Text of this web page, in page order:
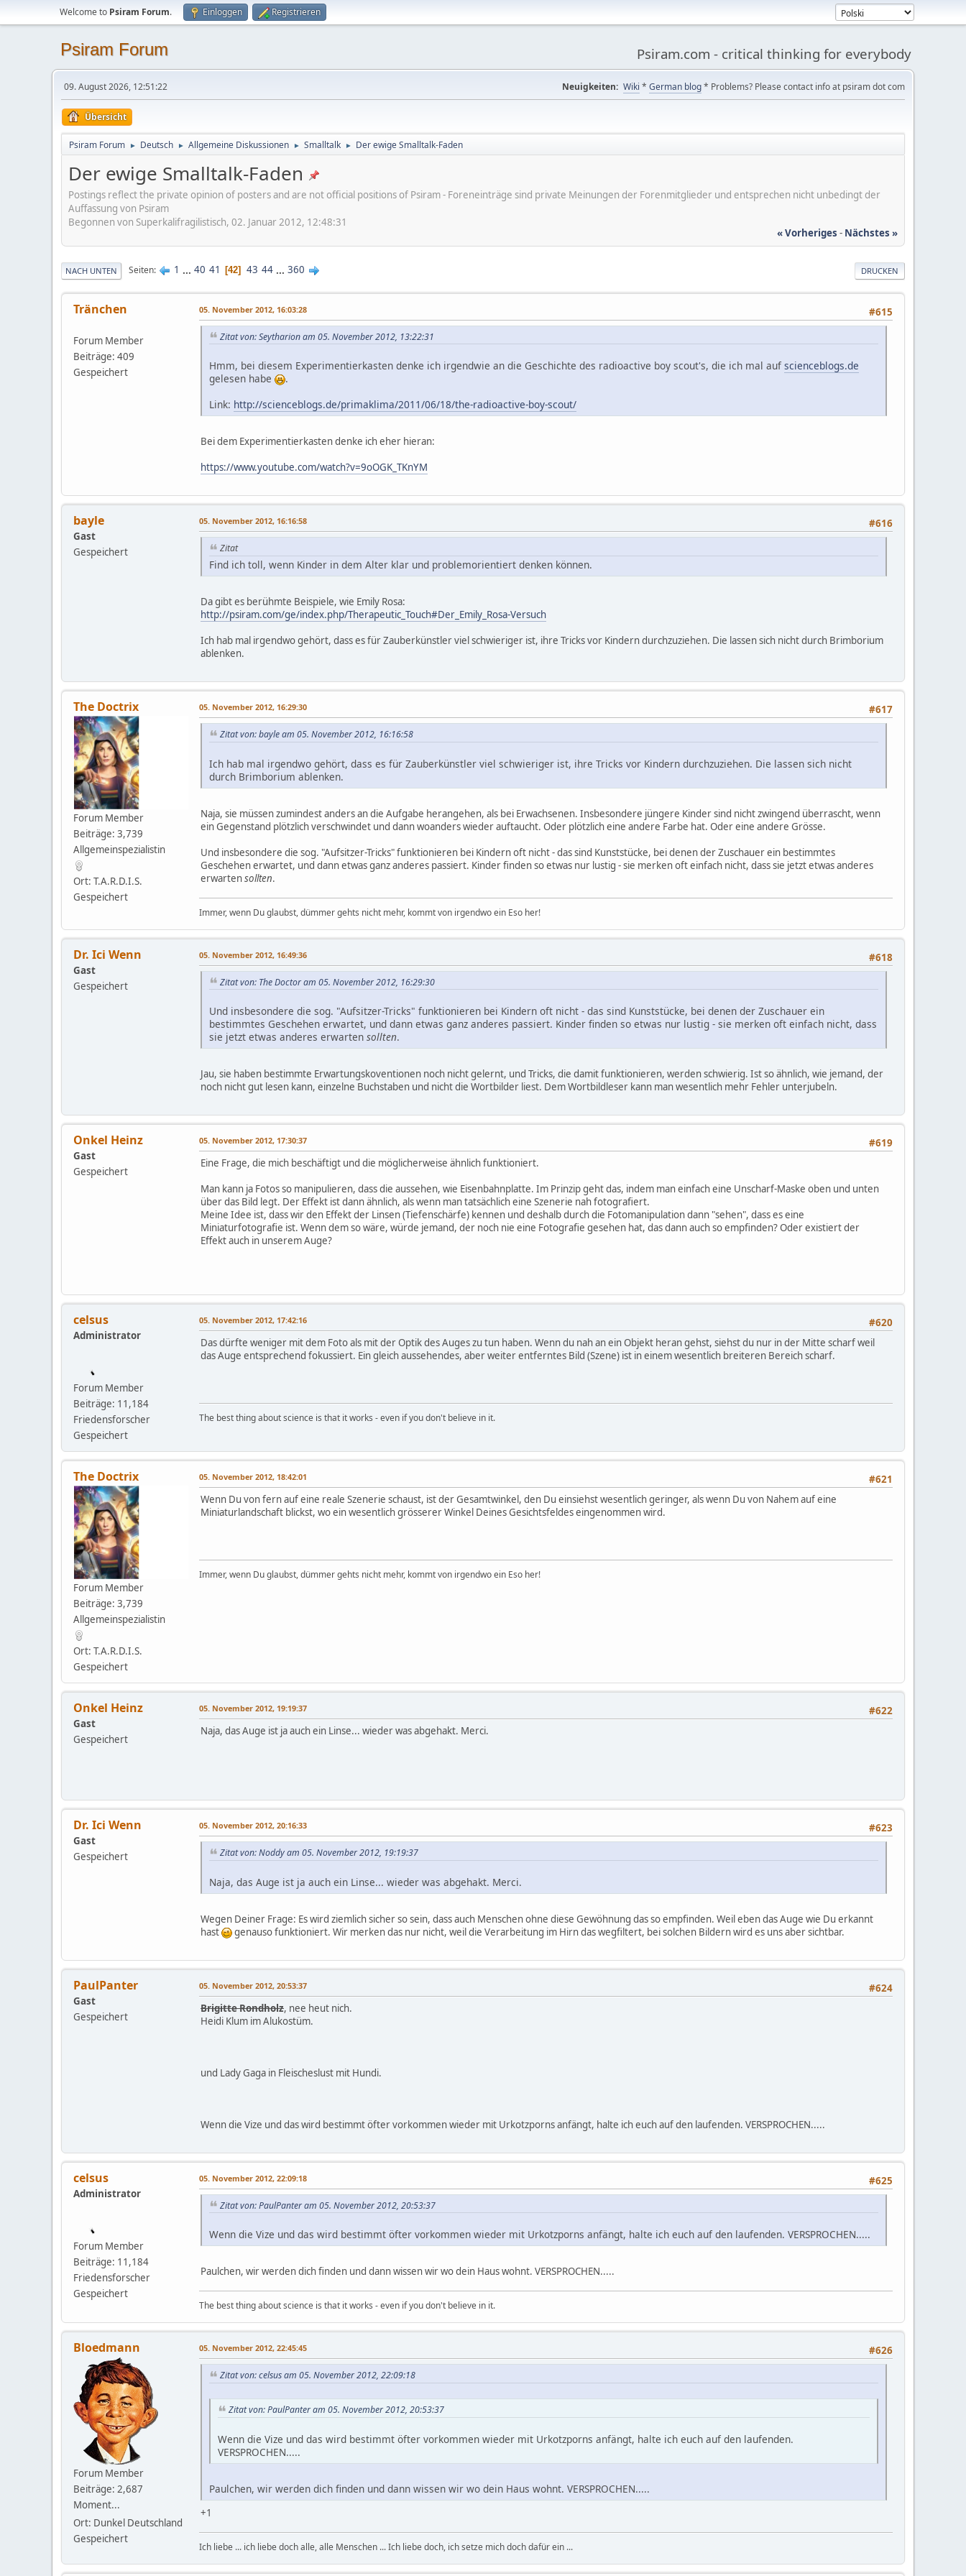
Welcome to Psiram Forum. Einloggen Registrieren
Psiram Forum Psiram.com - critical thinking for everybody
09. August 2026, 12:51:22 Neuigkeiten: Wiki * German blog* Problems? Please contact info at psiram dot com
Übersicht
Psiram Forum ► Deutsch ► Allgemeine Diskussionen ► Smalltalk ► Der ewige Smalltalk-Faden
Der ewige Smalltalk-Faden
Postings reflect the private opinion of posters and are not official positions of Psiram - Foreneinträge sind private Meinungen der Forenmitglieder und entsprechen nicht unbedingt der
Auffassung von Psiram
Begonnen von Superkalifragilistisch, 02. Januar 2012, 12:48:31
« Vorheriges - Nächstes »
DRUCKEN
NACH UNTEN Seiten 1 ... 40 41 42 43 44 ... 360
Tränchen
Forum Member
Beiträge: 409
Gespeichert
#615
05. November 2012, 16:03:28
Zitat von: Seytharion am 05. November 2012, 13:22:31
Hmm, bei diesem Experimentierkasten denke ich irgendwie an die Geschichte des radioactive boy scout's, die ich mal auf scienceblogs.de
gelesen habe
.
Link: http://scienceblogs.de/primaklima/2011/06/18/the-radioactive-boy-scout/
Bei dem Experimentierkasten denke ich eher hieran:
https://www.youtube.com/watch?v=9oOGK_TKnYM
bayle
Gast
Gespeichert
#616
05. November 2012, 16:16:58
Zitat
Find ich toll, wenn Kinder in dem Alter klar und problemorientiert denken können.
Da gibt es berühmte Beispiele, wie Emily Rosa:
http://psiram.com/ge/index.php/Therapeutic_Touch#Der_Emily_Rosa-Versuch
Ich hab mal irgendwo gehört, dass es für Zauberkünstler viel schwieriger ist, ihre Tricks vor Kindern durchzuziehen. Die lassen sich nicht durch Brimborium
ablenken.
The Doctrix
Forum Member
Beiträge: 3,739
Allgemeinspezialistin
Ort: T.A.R.D.I.S.
Gespeichert
#617
05. November 2012, 16:29:30
Zitat von: bayle am 05. November 2012, 16:16:58
Ich hab mal irgendwo gehört, dass es für Zauberkünstler viel schwieriger ist, ihre Tricks vor Kindern durchzuziehen. Die lassen sich nicht
durch Brimborium ablenken.
Naja, sie müssen zumindest anders an die Aufgabe herangehen, als bei Erwachsenen. Insbesondere jüngere Kinder sind nicht zwingend überrascht, wenn
ein Gegenstand plötzlich verschwindet und dann woanders wieder auftaucht. Oder plötzlich eine andere Farbe hat. Oder eine andere Grösse.
Und insbesondere die sog. "Aufsitzer-Tricks" funktionieren bei Kindern oft nicht - das sind Kunststücke, bei denen der Zuschauer ein bestimmtes
Geschehen erwartet, und dann etwas ganz anderes passiert. Kinder finden so etwas nur lustig - sie merken oft einfach nicht, dass sie jetzt etwas anderes
erwartensollten.
Immer, wenn Du glaubst, dümmer gehts nicht mehr, kommt von irgendwo ein Eso her!
Dr. Ici Wenn
Gast
Gespeichert
#618
05. November 2012, 16:49:36
Zitat von: The Doctor am 05. November 2012, 16:29:30
Und insbesondere die sog. "Aufsitzer-Tricks" funktionieren bei Kindern oft nicht - das sind Kunststücke, bei denen der Zuschauer ein
bestimmtes Geschehen erwartet, und dann etwas ganz anderes passiert. Kinder finden so etwas nur lustig - sie merken oft einfach nicht, dass
sie jetzt etwas anderes erwarten sollten.
Jau, sie haben bestimmte Erwartungskoventionen noch nicht gelernt, und Tricks, die damit funktionieren, werden schwierig. Ist so ähnlich, wie jemand, der
noch nicht gut lesen kann, einzelne Buchstaben und nicht die Wortbilder liest. Dem Wortbildleser kann man wesentlich mehr Fehler unterjubeln.
Onkel Heinz
Gast
Gespeichert
#619
05. November 2012, 17:30:37
Eine Frage, die mich beschäftigt und die möglicherweise ähnlich funktioniert.
Man kann ja Fotos so manipulieren, dass die aussehen, wie Eisenbahnplatte. Im Prinzip geht das, indem man einfach eine Unscharf-Maske oben und unten
über das Bild legt. Der Effekt ist dann ähnlich, als wenn man tatsächlich eine Szenerie nah fotografiert.
Meine Idee ist, dass wir den Effekt der Linsen (Tiefenschärfe) kennen und deshalb durch die Fotomanipulation dann "sehen", dass es eine
Miniaturfotografie ist. Wenn dem so wäre, würde jemand, der noch nie eine Fotografie gesehen hat, das dann auch so empfinden? Oder existiert der
Effekt auch in unserem Auge?
celsus
Administrator
Forum Member
Beiträge: 11,184
Friedensforscher
Gespeichert
#620
05. November 2012, 17:42:16
Das dürfte weniger mit dem Foto als mit der Optik des Auges zu tun haben. Wenn du nah an ein Objekt heran gehst, siehst du nur in der Mitte scharf weil
das Auge entsprechend fokussiert. Ein gleich aussehendes, aber weiter entferntes Bild (Szene) ist in einem wesentlich breiteren Bereich scharf.
The best thing about science is that it works - even if you don't believe in it.
The Doctrix
Forum Member
Beiträge: 3,739
Allgemeinspezialistin
Ort: T.A.R.D.I.S.
Gespeichert
#621
05. November 2012, 18:42:01
Wenn Du von fern auf eine reale Szenerie schaust, ist der Gesamtwinkel, den Du einsiehst wesentlich geringer, als wenn Du von Nahem auf eine
Miniaturlandschaft blickst, wo ein wesentlich grösserer Winkel Deines Gesichtsfeldes eingenommen wird.
Immer, wenn Du glaubst, dümmer gehts nicht mehr, kommt von irgendwo ein Eso her!
Onkel Heinz
Gast
Gespeichert
#622
05. November 2012, 19:19:37
Naja, das Auge ist ja auch ein Linse... wieder was abgehakt. Merci.
Dr. Ici Wenn
Gast
Gespeichert
#623
05. November 2012, 20:16:33
Zitat von: Noddy am 05. November 2012, 19:19:37
Naja, das Auge ist ja auch ein Linse... wieder was abgehakt. Merci.
Wegen Deiner Frage: Es wird ziemlich sicher so sein, dass auch Menschen ohne diese Gewöhnung das so empfinden. Weil eben das Auge wie Du erkannt
hast
genauso funktioniert. Wir merken das nur nicht, weil die Verarbeitung im Hirn das wegfiltert, bei solchen Bildern wird es uns aber sichtbar.
PaulPanter
Gast
Gespeichert
#624
05. November 2012, 20:53:37
Brigitte Rondholz, nee heut nich.
Heidi Klum im Alukostüm.
und Lady Gaga in Fleischeslust mit Hundi.
Wenn die Vize und das wird bestimmt öfter vorkommen wieder mit Urkotzporns anfängt, halte ich euch auf den laufenden. VERSPROCHEN.....
celsus
Administrator
Forum Member
Beiträge: 11,184
Friedensforscher
Gespeichert
#625
05. November 2012, 22:09:18
Zitat von: PaulPanter am 05. November 2012, 20:53:37
Wenn die Vize und das wird bestimmt öfter vorkommen wieder mit Urkotzporns anfängt, halte ich euch auf den laufenden. VERSPROCHEN.....
Paulchen, wir werden dich finden und dann wissen wir wo dein Haus wohnt. VERSPROCHEN.....
The best thing about science is that it works - even if you don't believe in it.
Bloedmann
Forum Member
Beiträge: 2,687
Moment...
Ort: Dunkel Deutschland
Gespeichert
#626
05. November 2012, 22:45:45
Zitat von: celsus am 05. November 2012, 22:09:18
Zitat von: PaulPanter am 05. November 2012, 20:53:37
Wenn die Vize und das wird bestimmt öfter vorkommen wieder mit Urkotzporns anfängt, halte ich euch auf den laufenden.
VERSPROCHEN.....
Paulchen, wir werden dich finden und dann wissen wir wo dein Haus wohnt. VERSPROCHEN.....
+1
Ich liebe ... ich liebe doch alle, alle Menschen ... Ich liebe doch, ich setze mich doch dafür ein ...